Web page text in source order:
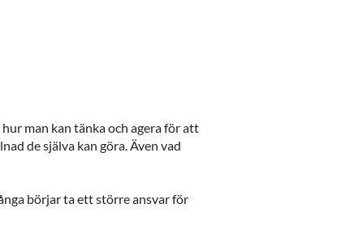
man kan tänka och agera för att
de själva kan göra. Även vad
börjar ta ett större ansvar för